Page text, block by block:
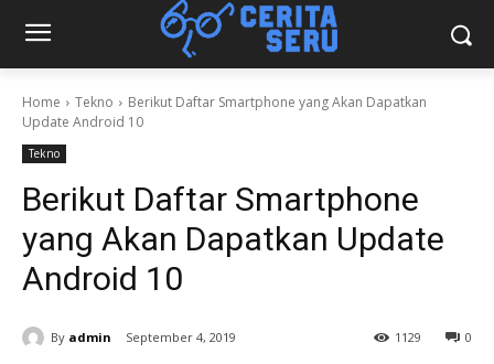
Home Tekno
Berikut Daftar Smartphone yang Akan Dapatkan
Update Android 10
Tekno
Berikut Daftar Smartphone
yang Akan Dapatkan Update
Android 10
By admin September 4, 2019 0
1129